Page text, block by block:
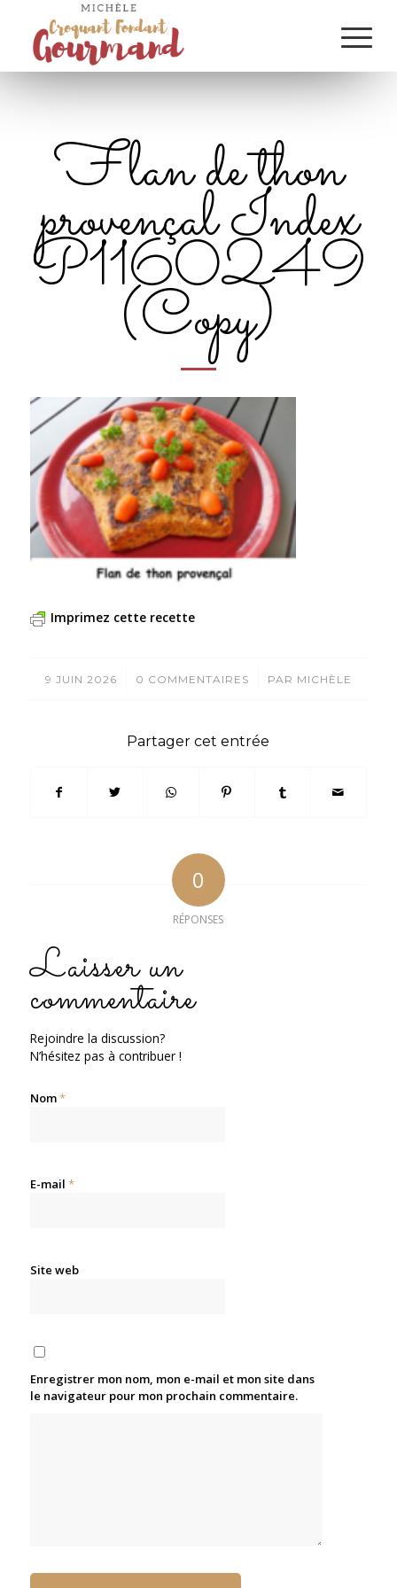
Flan de thon
provençal Index
P1160249
(Copy)
Imprimez cette recette
9 JUIN 2026
/ 0 COMMENTAIRES
/ PAR MICHÈLE
Partager cet entrée
0
RÉPONSES
Laisser un
commentaire
Rejoindre la discussion?
N’hésitez pas à contribuer !
Nom*
E-mail *
Site web
Enregistrer mon nom, mon e-mail et mon site dans
le navigateur pour mon prochain commentaire.